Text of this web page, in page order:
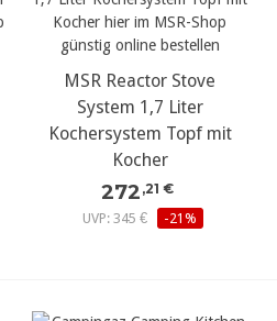
MSR Reactor Stove
System 1,7 Liter
Kochersystem Topf mit
Kocher
272 ,21 €
UVP: 345 €
-21%